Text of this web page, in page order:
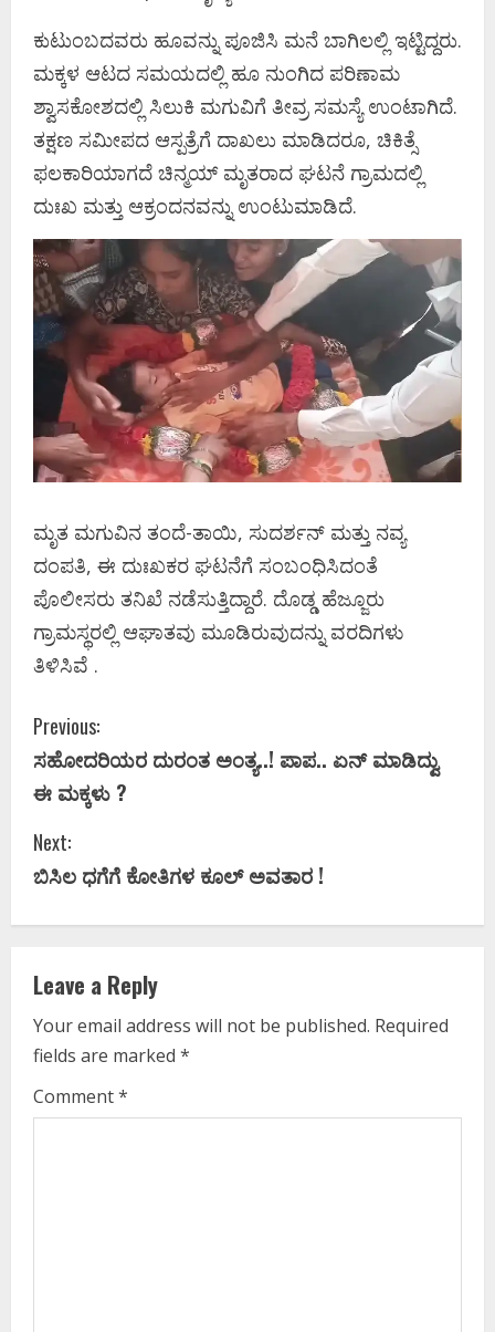
ಕುಟುಂಬದವರು ಹೂವನ್ನು ಪೂಜಿಸಿ ಮನೆ ಬಾಗಿಲಲ್ಲಿ ಇಟ್ಟಿದ್ದರು.
ಮಕ್ಕಳ ಆಟದ ಸಮಯದಲ್ಲಿ ಹೂ ನುಂಗಿದ ಪರಿಣಾಮ
ಶ್ವಾಸಕೋಶದಲ್ಲಿ ಸಿಲುಕಿ ಮಗುವಿಗೆ ತೀವ್ರ ಸಮಸ್ಯೆ ಉಂಟಾಗಿದೆ.
ತಕ್ಷಣ ಸಮೀಪದ ಆಸ್ಪತ್ರೆಗೆ ದಾಖಲು ಮಾಡಿದರೂ, ಚಿಕಿತ್ಸೆ
ಫಲಕಾರಿಯಾಗದೆ ಚಿನ್ಮಯ್ ಮೃತರಾದ ಘಟನೆ ಗ್ರಾಮದಲ್ಲಿ
ದುಃಖ ಮತ್ತು ಆಕ್ರಂದನವನ್ನು ಉಂಟುಮಾಡಿದೆ.
ಮೃತ ಮಗುವಿನ ತಂದೆ-ತಾಯಿ, ಸುದರ್ಶನ್ ಮತ್ತು ನವ್ಯ
ದಂಪತಿ, ಈ ದುಃಖಕರ ಘಟನೆಗೆ ಸಂಬಂಧಿಸಿದಂತೆ
ಪೊಲೀಸರು ತನಿಖೆ ನಡೆಸುತ್ತಿದ್ದಾರೆ. ದೊಡ್ಡ ಹೆಜ್ಜೂರು
ಗ್ರಾಮಸ್ಥರಲ್ಲಿ ಆಘಾತವು ಮೂಡಿರುವುದನ್ನು ವರದಿಗಳು
ತಿಳಿಸಿವೆ .
C
o
n
t
i
n
u
e
R
Previous:
ಸಹೋದರಿಯರ ದುರಂತ ಅಂತ್ಯ..! ಪಾಪ.. ಏನ್‌ ಮಾಡಿದ್ವು
ಈ ಮಕ್ಕಳು ?
Next:
ಬಿಸಿಲ ಧಗೆಗೆ ಕೋತಿಗಳ ಕೂಲ್ ಅವತಾರ !
Leave a Reply
Your email address will not be published. Required
fields are marked *
Comment*